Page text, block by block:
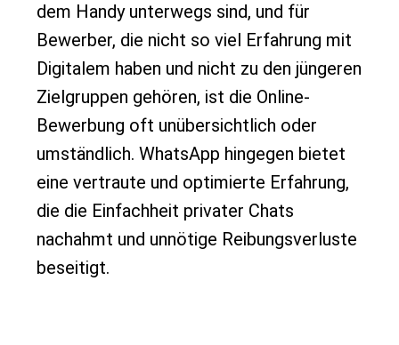
dem Handy unterwegs sind, und für
Bewerber, die nicht so viel Erfahrung mit
Digitalem haben und nicht zu den jüngeren
Zielgruppen gehören, ist die Online-
Bewerbung oft unübersichtlich oder
umständlich. WhatsApp hingegen bietet
eine vertraute und optimierte Erfahrung,
die die Einfachheit privater Chats
nachahmt und unnötige Reibungsverluste
beseitigt.